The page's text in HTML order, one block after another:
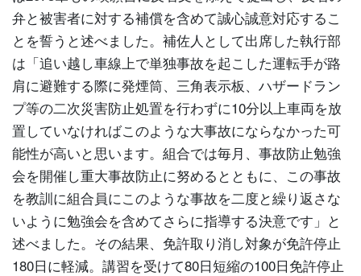
弁と被害者に対する補償を含めて誠心誠意対応するこ
とを誓うと述べました。補佐人として出席した執行部
は「追い越し車線上で単独事故を起こした運転手が路
肩に避難する際に発煙筒、三角表示板、ハザードラン
プ等の二次災害防止処置を行わずに10分以上車両を放
置していなければこのような大事故にならなかった可
能性が高いと思います。組合では毎月、事故防止勉強
会を開催し重大事故防止に努めるとともに、この事故
を教訓に組合員にこのような事故を二度と繰り返さな
いように勉強会を含めてさらに指導する決意です」と
述べました。その結果、免許取り消し対象が免許停止
180日に軽減。講習を受けて80日短縮の100日免許停止